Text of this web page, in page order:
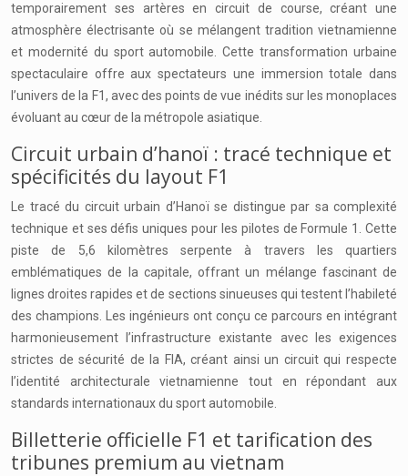
temporairement ses artères en circuit de course, créant une
atmosphère électrisante où se mélangent tradition vietnamienne
et modernité du sport automobile. Cette transformation urbaine
spectaculaire offre aux spectateurs une immersion totale dans
l’univers de la F1, avec des points de vue inédits sur les monoplaces
évoluant au cœur de la métropole asiatique.
Circuit urbain d’hanoï : tracé technique et
spécificités du layout F1
Le tracé du circuit urbain d’Hanoï se distingue par sa complexité
technique et ses défis uniques pour les pilotes de Formule 1. Cette
piste de 5,6 kilomètres serpente à travers les quartiers
emblématiques de la capitale, offrant un mélange fascinant de
lignes droites rapides et de sections sinueuses qui testent l’habileté
des champions. Les ingénieurs ont conçu ce parcours en intégrant
harmonieusement l’infrastructure existante avec les exigences
strictes de sécurité de la FIA, créant ainsi un circuit qui respecte
l’identité architecturale vietnamienne tout en répondant aux
standards internationaux du sport automobile.
Billetterie officielle F1 et tarification des
tribunes premium au vietnam